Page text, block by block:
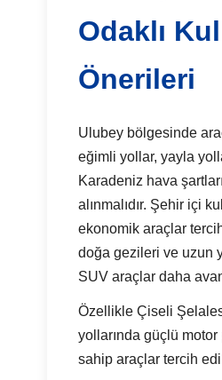
Odaklı
Önerileri
Ulubey bölgesinde
eğimli yollar, yayla
Karadeniz hava
alınmalıdır. Şehir içi
ekonomik araçlar
doğa gezileri ve uzun
SUV araçlar daha
Özellikle Çiseli
yollarında güçlü motor
sahip araçlar tercih